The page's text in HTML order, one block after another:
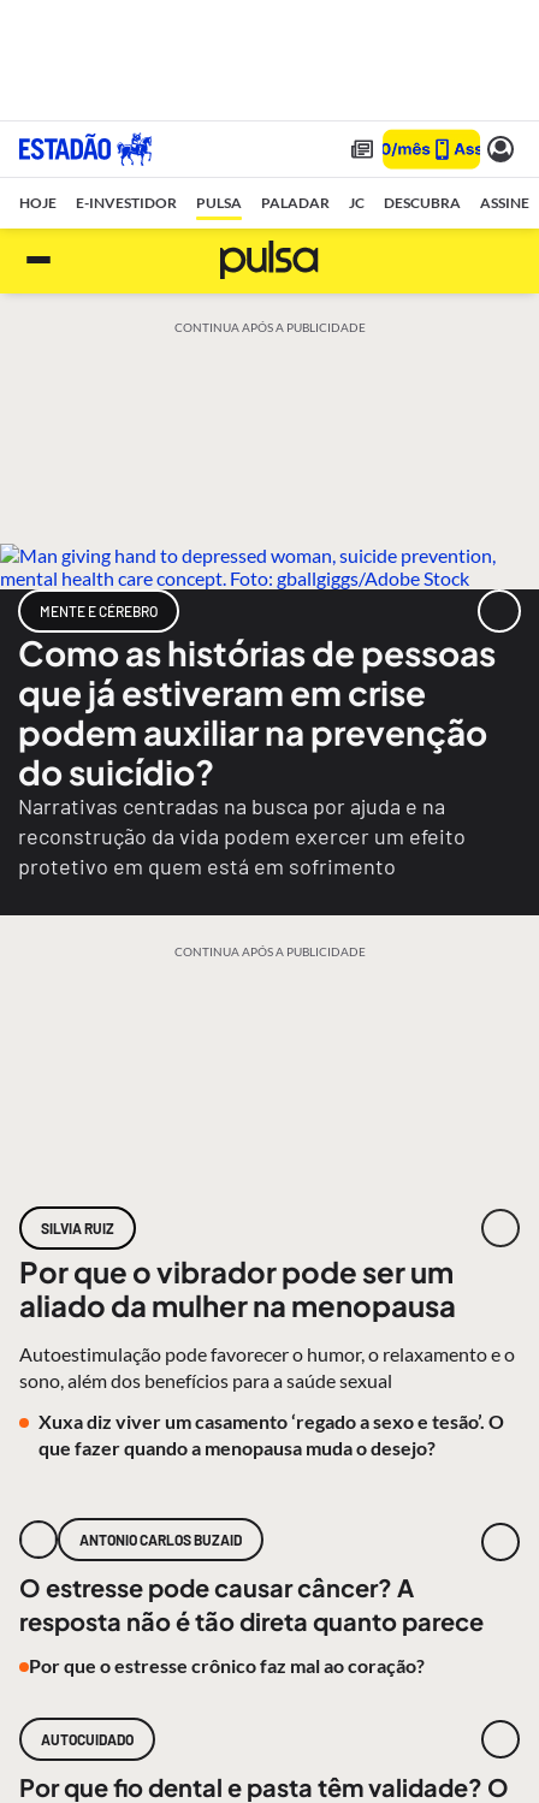
HOJE E-INVESTIDOR PULSA PALADAR JC DESCUBRA ASSINE
CONTINUA APÓS A PUBLICIDADE
MENTE E CÉREBRO
Como as histórias de pessoas
que já estiveram em crise
podem auxiliar na prevenção
do suicídio?
Narrativas centradas na busca por ajuda e na
reconstrução da vida podem exercer um efeito
protetivo em quem está em sofrimento
CONTINUA APÓS A PUBLICIDADE
SILVIA RUIZ
Por que o vibrador pode ser um
aliado da mulher na menopausa
Autoestimulação pode favorecer o humor, o relaxamento e o
sono, além dos benefícios para a saúde sexual
Xuxa diz viver um casamento ‘regado a sexo e tesão’. O
que fazer quando a menopausa muda o desejo?
ANTONIO CARLOS BUZAID
O estresse pode causar câncer? A
resposta não é tão direta quanto parece
Por que o estresse crônico faz mal ao coração?
AUTOCUIDADO
Por que fio dental e pasta têm validade? O